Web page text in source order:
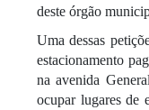
deste órgão
Uma dessas
estacionamento
na avenida
ocupar lugares de